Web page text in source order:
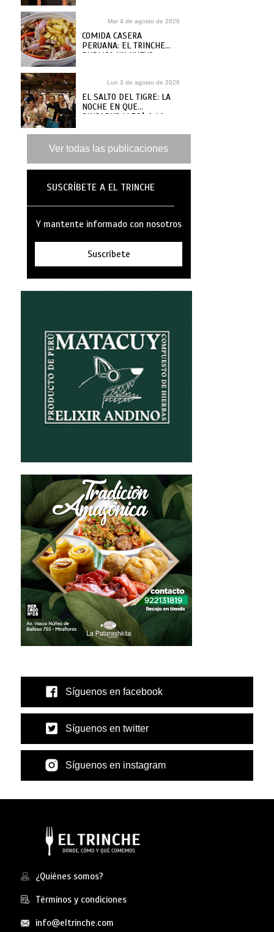
Mar 4 de agosto de 2026
COMIDA CASERA
PERUANA: EL TRINCHE
PUBLICA UN NUEVO
Lun 3 de agosto de 2026
EL SALTO DEL TIGRE: LA
NOCHE EN QUE
SINGAPUR LLEGÓ A LA
Ver todas las publicaciones
SUSCRÍBETE A EL TRINCHE
Y mantente informado con nosotros
Suscríbete
Síguenos en facebook
Síguenos en twitter
Síguenos en instagram
¿Quiénes somos?
Términos y condiciones
info@eltrinche.com